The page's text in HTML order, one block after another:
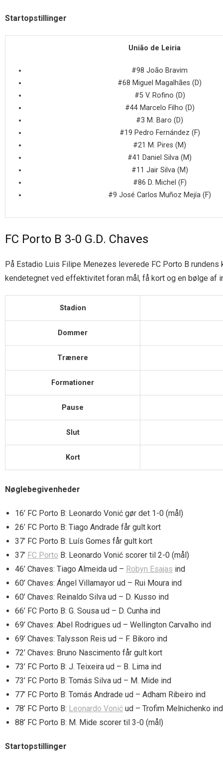
Startopstillinger
União de Leiria
#98 João Bravim
#68 Miguel Magalhães (D)
#5 V. Rofino (D)
#44 Marcelo Filho (D)
#3 M. Baro (D)
#19 Pedro Fernández (F)
#21 M. Pires (M)
#41 Daniel Silva (M)
#11 Jair Silva (M)
#86 D. Michel (F)
#9 José Carlos Muñoz Mejía (F)
FC Porto B 3-0 G.D. Chaves
På Estadio Luis Filipe Menezes leverede FC Porto B
kendetegnet ved effektivitet foran mål, få kort og en bølge af
Stadion
Dommer
Trænere
Formationer
Pause
Slut
Kort
Nøglebegivenheder
16’ FC Porto B: Leonardo Vonić gør det 1-0 (mål)
26’ FC Porto B: Tiago Andrade får gult kort
37’ FC Porto B: Luís Gomes får gult kort
37’ FC Porto B: Leonardo Vonić scorer til 2-0 (mål)
46’ Chaves: Tiago Almeida ud – Robyn Esajas ind
60’ Chaves: Ángel Villamayor ud – Rui Moura ind
60’ Chaves: Reinaldo Silva ud – D. Kusso ind
66’ FC Porto B: G. Sousa ud – D. Cunha ind
69’ Chaves: Abel Rodrigues ud – Wellington Carvalho ind
69’ Chaves: Talysson Reis ud – F. Bikoro ind
72’ Chaves: Bruno Nascimento får gult kort
73’ FC Porto B: J. Teixeira ud – B. Lima ind
73’ FC Porto B: Tomás Silva ud – M. Mide ind
77’ FC Porto B: Tomás Andrade ud – Adham Ribeiro ind
78’ FC Porto B: Leonardo Vonić ud – Trofim Melnichenko ind
88’ FC Porto B: M. Mide scorer til 3-0 (mål)
Startopstillinger